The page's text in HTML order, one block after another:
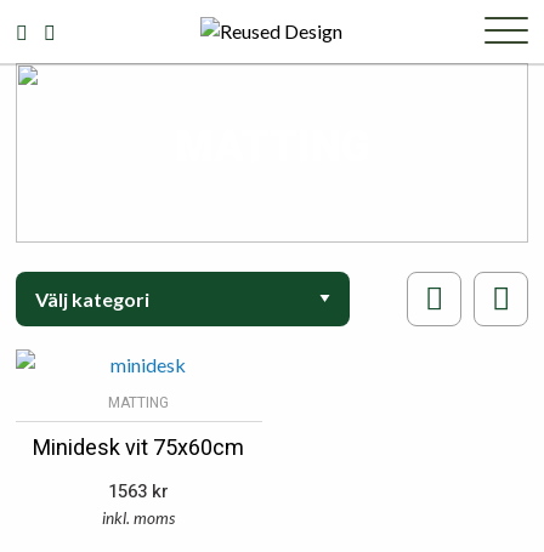
MATTING
Minidesk vit 75x60cm
1563 kr
inkl. moms